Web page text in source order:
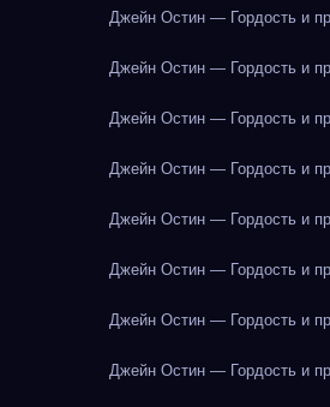
Джейн Остин — Гордость и
Джейн Остин — Гордость и
Джейн Остин — Гордость и
Джейн Остин — Гордость и
Джейн Остин — Гордость и
Джейн Остин — Гордость и
Джейн Остин — Гордость и
Джейн Остин — Гордость и